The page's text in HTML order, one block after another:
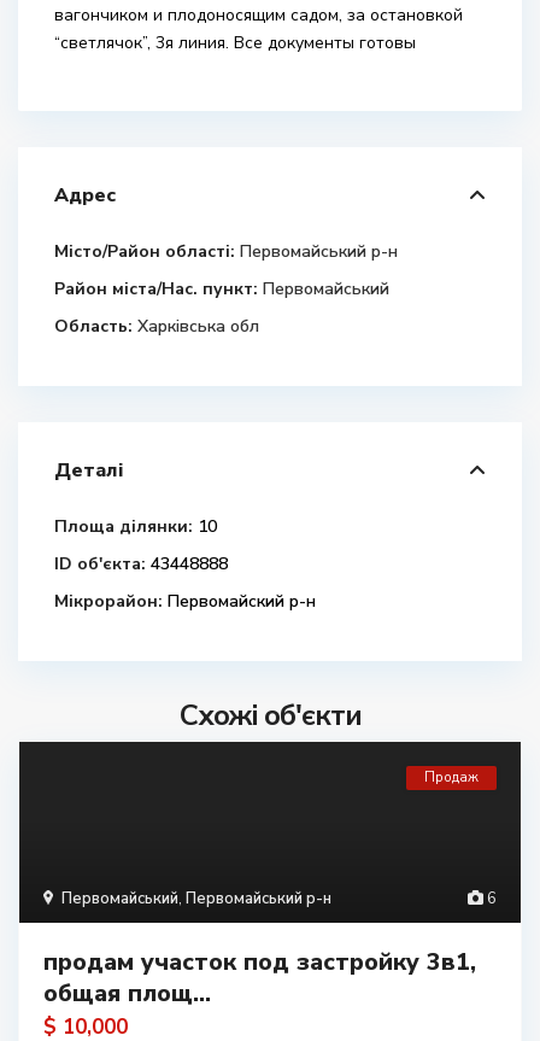
вагончиком и плодоносящим садом, за остановкой
“светлячок”, 3я линия. Все документы готовы
Адрес
Місто/Район області: Первомайський р-н
Район міста/Нас. пункт: Первомайський
Область: Харківська обл
Деталі
Площа ділянки: 10
ID об'єкта: 43448888
Мікрорайон: Первомайский р-н
Схожі об'єкти
6
Первомайський, Первомайський р-н
Продаж
продам участок под застройку 3в1,
общая площ...
$ 10,000